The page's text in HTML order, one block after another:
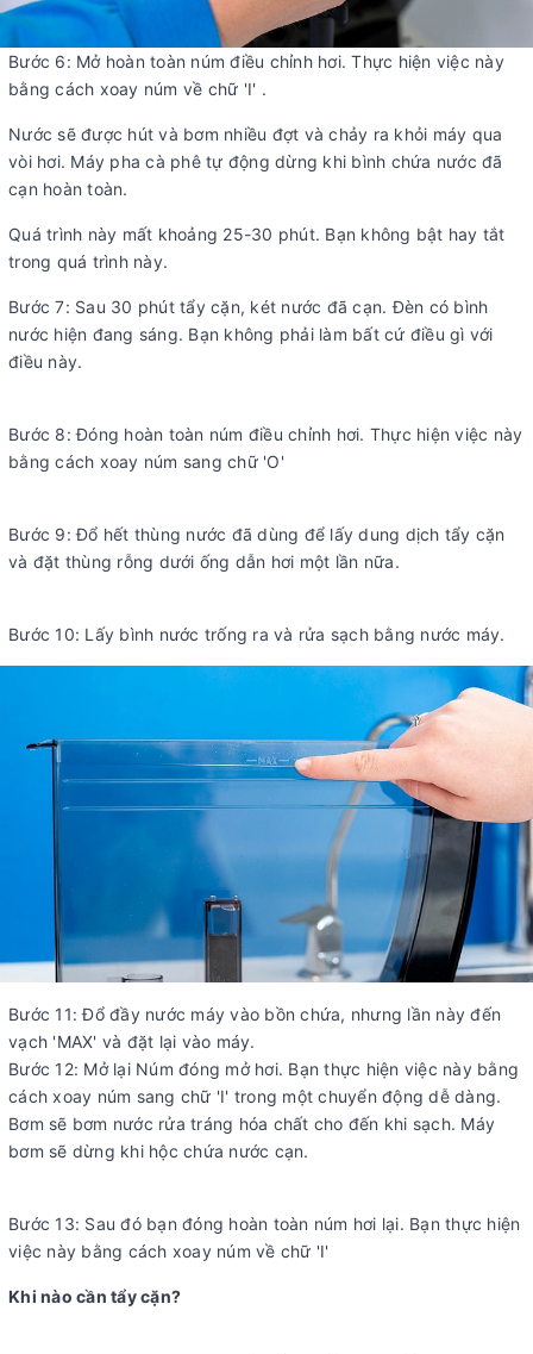
Bước 6: Mở hoàn toàn núm điều chỉnh hơi. Thực hiện việc này
bằng cách xoay núm về chữ 'I' .
Nước sẽ được hút và bơm nhiều đợt và chảy ra khỏi máy qua
vòi hơi. Máy pha cà phê tự động dừng khi bình chứa nước đã
cạn hoàn toàn.
Quá trình này mất khoảng 25-30 phút. Bạn không bật hay tắt
trong quá trình này.
Bước 7: Sau 30 phút tẩy cặn, két nước đã cạn. Đèn có bình
nước hiện đang sáng. Bạn không phải làm bất cứ điều gì với
điều này.
Bước 8: Đóng hoàn toàn núm điều chỉnh hơi. Thực hiện việc này
bằng cách xoay núm sang chữ 'O'
Bước 9: Đổ hết thùng nước đã dùng để lấy dung dịch tẩy cặn
và đặt thùng rỗng dưới ống dẫn hơi một lần nữa.
Bước 10: Lấy bình nước trống ra và rửa sạch bằng nước máy.
Bước 11: Đổ đầy nước máy vào bồn chứa, nhưng lần này đến
vạch 'MAX' và đặt lại vào máy.
Bước 12: Mở lại Núm đóng mở hơi. Bạn thực hiện việc này bằng
cách xoay núm sang chữ 'I' trong một chuyển động dễ dàng.
Bơm sẽ bơm nước rửa tráng hóa chất cho đến khi sạch. Máy
bơm sẽ dừng khi hộc chứa nước cạn.
Bước 13: Sau đó bạn đóng hoàn toàn núm hơi lại. Bạn thực hiện
việc này bằng cách xoay núm về chữ 'I'
Khi nào cần tẩy cặn?